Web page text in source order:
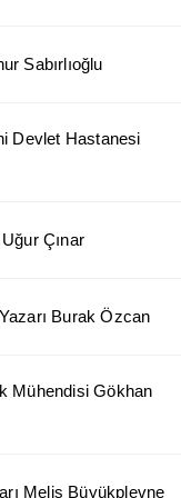
Sabırlıoğlu
Devlet Hastanesi
Çınar
Burak Özcan
Mühendisi Gökhan
Melis Büyükplevne